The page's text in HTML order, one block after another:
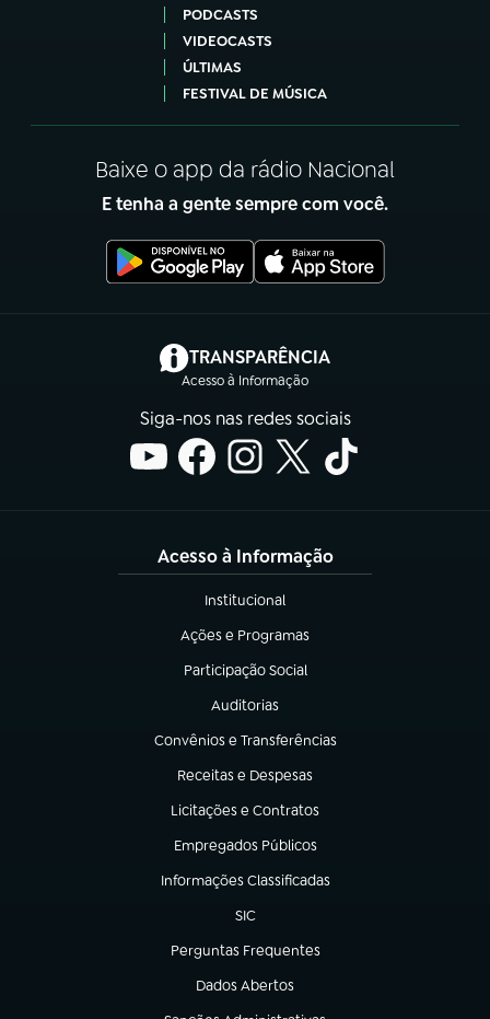
PODCASTS
VIDEOCASTS
ÚLTIMAS
FESTIVAL DE MÚSICA
Baixe o app da rádio Nacional
E tenha a gente sempre com você.
TRANSPARÊNCIA
Acesso à Informação
(abre em nova aba)
Siga-nos nas redes sociais
Acesso à Informação
Institucional
(abre em nova aba)
Ações e Programas
(abre em nova aba)
Participação Social
(abre em nova aba)
Auditorias
(abre em nova aba)
Convênios e Transferências
(abre em nova aba)
Receitas e Despesas
(abre em nova aba)
Licitações e Contratos
(abre em nova aba)
Empregados Públicos
(abre em nova aba)
Informações Classificadas
(abre em nova aba)
SIC
(abre em nova aba)
Perguntas Frequentes
(abre em nova aba)
Dados Abertos
(abre em nova aba)